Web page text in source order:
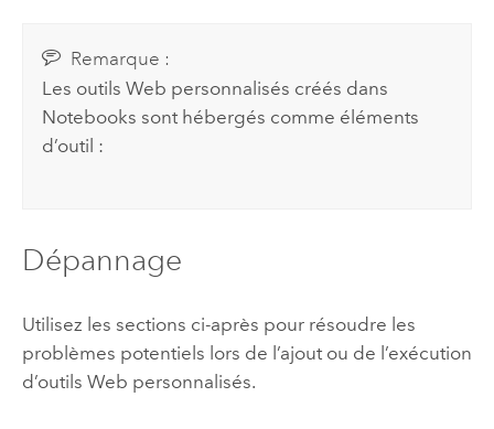
Remarque :
Les outils Web personnalisés créés dans
Notebooks sont hébergés comme éléments
d’outil :
Dépannage
Utilisez les sections ci-après pour résoudre les
problèmes potentiels lors de l’ajout ou de l’exécution
d’outils Web personnalisés.